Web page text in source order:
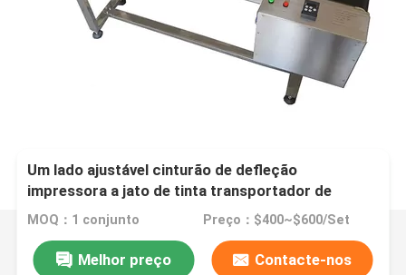
Um lado ajustável cinturão de defleção
impressora a jato de tinta transportador de
correspondência com impressora a jato de tinta
MOQ：1 conjunto Preço：$400~$600/Set
Melhor preço Contacte-nos